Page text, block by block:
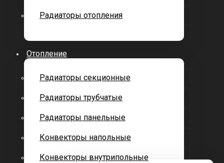
Радиаторы отопления
Отопление
Радиаторы секционные
Радиаторы трубчатые
Радиаторы панельные
Конвекторы напольные
Конвекторы внутрипольные